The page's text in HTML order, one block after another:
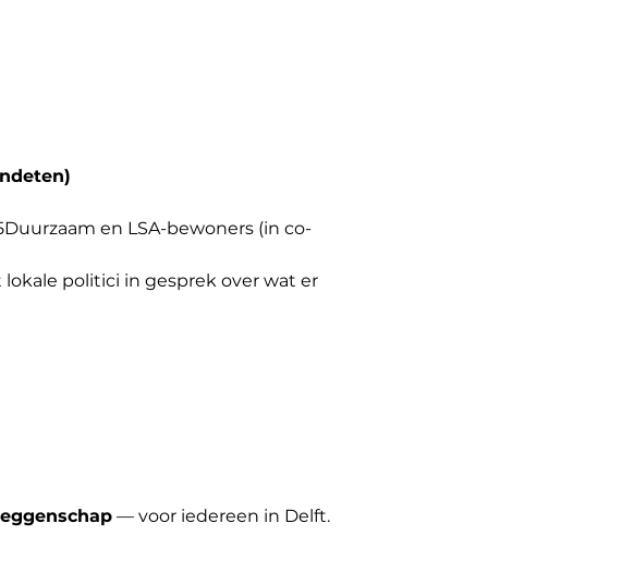
en LSA-bewoners (in co-
politici in gesprek over wat er
— voor iedereen in Delft.